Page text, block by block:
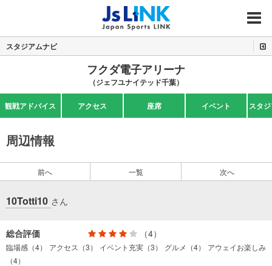
MENU
スタジアムナビ
フクダ電子アリーナ
（ジェフユナイテッド千葉）
観戦アドバイス アクセス 座席 イベント スタ
周辺情報
前へ 一覧 次へ
10Totti10 さん
総合評価 （4）
臨場感（4） アクセス（3） イベント充実（3） グルメ（4）
アウェイお楽しみ
（4）